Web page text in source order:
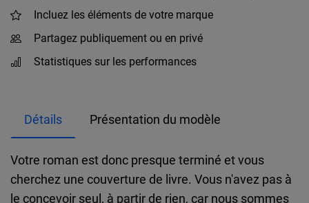
Incluez les éléments de votre marque
Partagez publiquement ou en privé
Statistiques sur les performances
Détails Présentation du modèle
Votre roman est donc presque terminé et vous
cherchez une couverture de livre. Vous n'avez pas à
le concevoir seul, à partir de rien, car nous sommes